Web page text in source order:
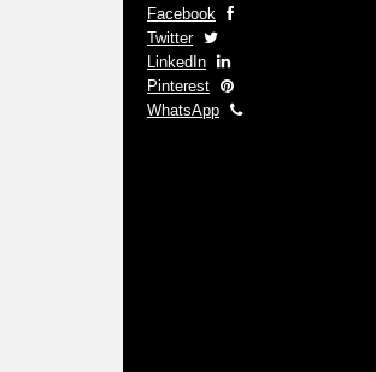
Facebook
Twitter
LinkedIn
Pinterest
WhatsApp